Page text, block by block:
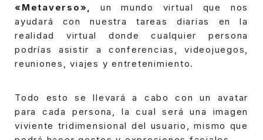
«Metaverso»,
un mundo virtual que nos
ayudará con nuestra tareas diarias en la
realidad virtual donde cualquier persona
podrías asistir a conferencias, videojuegos,
reuniones, viajes y entretenimiento.
Todo esto se llevará a cabo con un avatar
para cada persona, la cual será una imagen
viviente tridimensional del usuario, mismo que